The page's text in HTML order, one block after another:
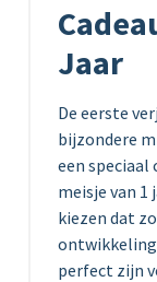
Jaar
De eerste
bijzondere
een speciaal
meisje van
kiezen dat
perfect zijn